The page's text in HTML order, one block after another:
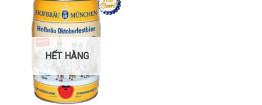
HẾT HÀNG